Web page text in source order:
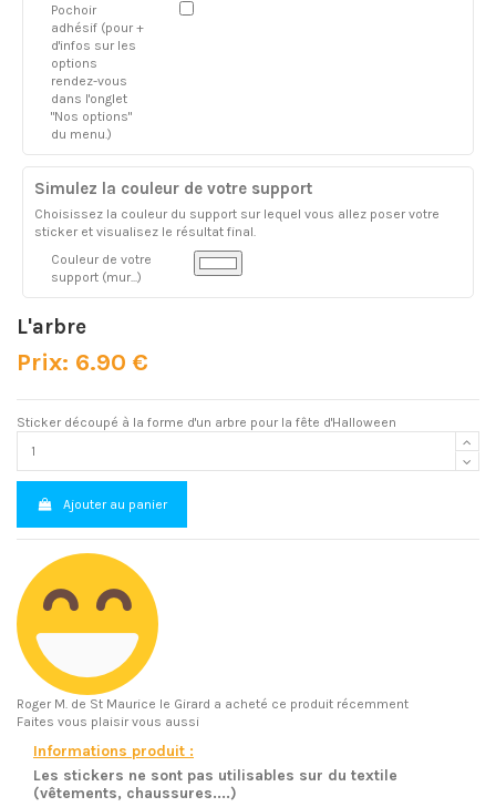
Pochoir
adhésif (pour +
d'infos sur les
options
rendez-vous
dans l'onglet
"Nos options"
du menu.)
Simulez la couleur de votre support
Choisissez la couleur du support sur lequel vous allez poser votre
sticker et visualisez le résultat final.
Couleur de votre
support (mur...)
L'arbre
Prix: 6.90 €
Sticker découpé à la forme d'un arbre pour la fête d'Halloween
Ajouter au panier
Roger M. de St Maurice le Girard a acheté ce produit récemment
Faites vous plaisir vous aussi
Informations produit :
Les stickers ne sont pas utilisables sur du textile
(vêtements, chaussures....)